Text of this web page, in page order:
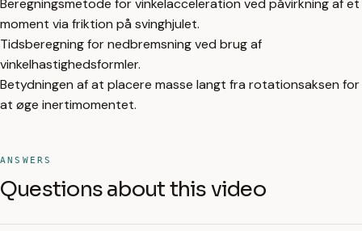
Beregningsmetode for vinkelacceleration ved påvirkning af et
moment via friktion på svinghjulet.
Tidsberegning for nedbremsning ved brug af
vinkelhastighedsformler.
Betydningen af at placere masse langt fra rotationsaksen for
at øge inertimomentet.
ANSWERS
Questions about this video